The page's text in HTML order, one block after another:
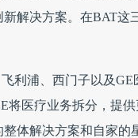
解决方案。在BAT这
利浦、西门子以及
将医疗业务拆分，提
体解决方案和自家